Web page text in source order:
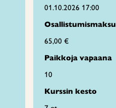
01.10.2026 17:00
Osallistumismaksu
65,00 €
Paikkoja vapaana
10
Kurssin kesto